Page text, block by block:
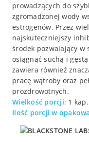
prowadzących do
zgromadzonej wody
estrogenów. Przez
najskuteczniejszy
środek pozwalający w
osiągnąć suchą i
zawiera również
pracę wątroby oraz
prozdrowotnych.
Wielkość porcji: 1 kap.
Ilość porcji w